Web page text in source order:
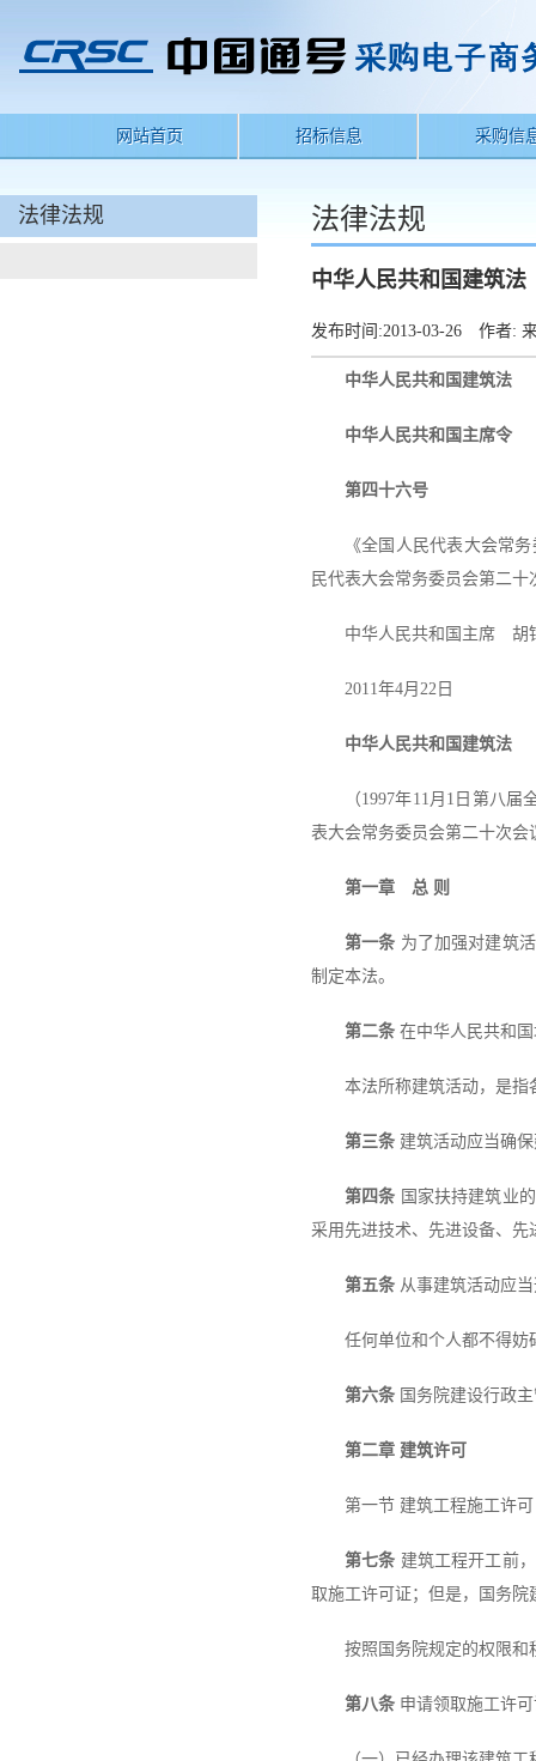
网站首页 招标信息 采购信
法律法规 法律法规
中华人民共和国建筑法
发布时间:2013-03-26 作者:
中华人民共和国建筑法
中华人民共和国主席令
第四十六号
《全国人民代表大会常
民代表大会常务委员会第二十
中华人民共和国主席 胡
2011年4月22日
中华人民共和国建筑法
（1997年11月1日第八
表大会常务委员会第二十次
第一章 总 则
第一条 为了加强对建筑
制定本法。
第二条 在中华人民共和
本法所称建筑活动，是指
第三条 建筑活动应当确
第四条 国家扶持建筑业
采用先进技术、先进设备、
第五条 从事建筑活动应
任何单位和个人都不得妨
第六条 国务院建设行政
第二章 建筑许可
第一节 建筑工程施工许可
第七条 建筑工程开工前
取施工许可证；但是，国务
按照国务院规定的权限和
第八条 申请领取施工许